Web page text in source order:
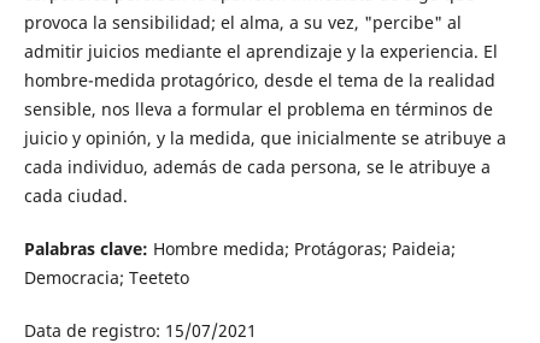
provoca la sensibilidad; el alma, a su vez, "percibe" al
admitir juicios mediante el aprendizaje y la experiencia. El
hombre-medida protagórico, desde el tema de la realidad
sensible, nos lleva a formular el problema en términos de
juicio y opinión, y la medida, que inicialmente se atribuye a
cada individuo, además de cada persona, se le atribuye a
cada ciudad.
Palabras clave: Hombre medida; Protágoras; Paideia;
Democracia; Teeteto
Data de registro: 15/07/2021